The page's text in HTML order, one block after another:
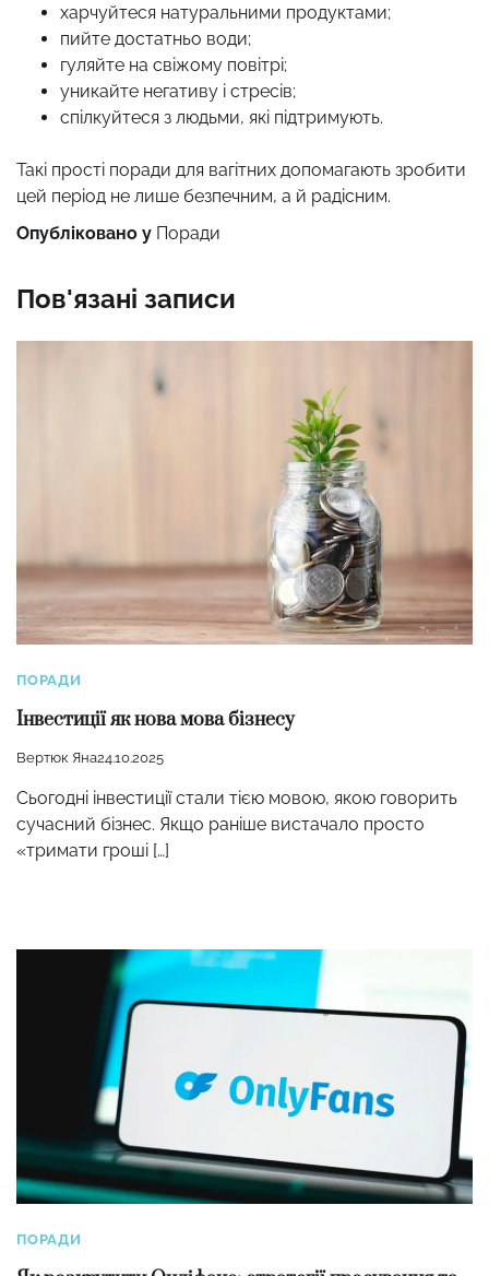
харчуйтеся натуральними продуктами;
пийте достатньо води;
гуляйте на свіжому повітрі;
уникайте негативу і стресів;
спілкуйтеся з людьми, які підтримують.
Такі прості поради для вагітних допомагають зробити
цей період не лише безпечним, а й радісним.
Опубліковано у Поради
Пов'язані записи
ПОРАДИ
Інвестиції як нова мова бізнесу
Вертюк Яна24.10.2025
Сьогодні інвестиції стали тією мовою, якою говорить
сучасний бізнес. Якщо раніше вистачало просто
«тримати гроші […]
ПОРАДИ